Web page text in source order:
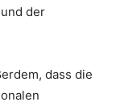
der
dass die